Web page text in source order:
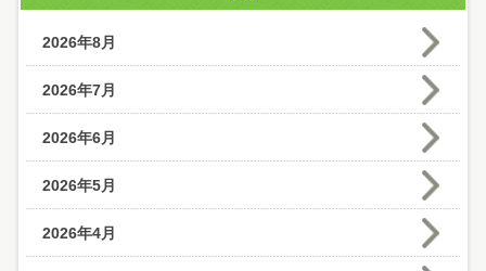
2026年8月
2026年7月
2026年6月
2026年5月
2026年4月